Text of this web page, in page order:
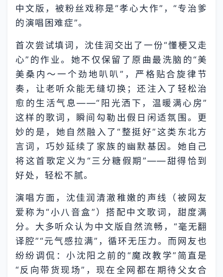
中文版，被粉丝戏称是“孝心大作”，“专治爹
的演唱困难症”。
首次尝试填词，沈佳润交出了一份“懂梗又走
心”的作业。她不仅保留了原曲最洗脑的“美
美桑内～一个劲地叭叭”，严格贴合旋律节
奏，让老听众能无缝切换；还注入了轻松治
愈的生活气息——“阳光洒下，温暖满心房”
这样的歌词，瞬间勾勒出假日闲适氛围。更
妙的是，她自然融入了“整挺好”这类东北方
言词，巧妙延续了家族的幽默基因。她自己
将这首歌定义为“三分糖假期”——甜得恰到
好处，轻松不腻。
演唱方面，沈佳润清澈稚嫩的声线（被网友
爱称为“小八音盒”）搭配中文歌词，甜度满
分。大多听众认为中文版自然流畅，“毫无翻
译腔”“元气感拉满”，循环无压力。而网友也
纷纷调侃：小沈阳之前的“魔改教学”简直是
“反向带货现场”，现在全网都在期待父女合